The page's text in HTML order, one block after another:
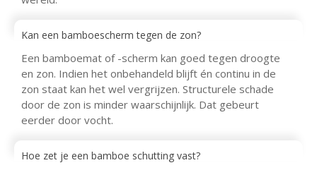
Kan een bamboescherm tegen de zon?
Een bamboemat of -scherm kan goed tegen droogte
en zon. Indien het onbehandeld blijft én continu in de
zon staat kan het wel vergrijzen. Structurele schade
door de zon is minder waarschijnlijk. Dat gebeurt
eerder door vocht.
Hoe zet je een bamboe schutting vast?